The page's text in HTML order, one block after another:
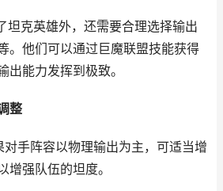
坦克英雄外，还需要合理选择输出
。他们可以通过巨魔联盟技能获得
出能力发挥到极致。
整
对手阵容以物理输出为主，可适当增
增强队伍的坦度。